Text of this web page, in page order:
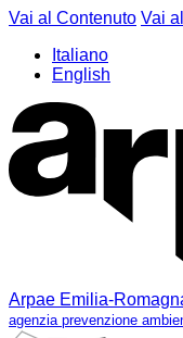
Vai al Contenuto Vai
Italiano
English
Arpae Emilia-
agenzia prevenzione